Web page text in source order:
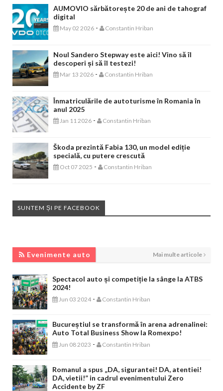
AUMOVIO sărbătorește 20 de ani de tahograf
digital
May 02 2026 - Constantin Hriban
Noul Sandero Stepway este aici! Vino să îl
descoperi și să îl testezi!
Mar 13 2026 - Constantin Hriban
Înmatriculările de autoturisme în Romania în
anul 2025
Jan 11 2026 - Constantin Hriban
Škoda prezintă Fabia 130, un model ediție
specială, cu putere crescută
Oct 07 2025 - Constantin Hriban
SUNTEM ȘI PE FACEBOOK
Evenimente auto Mai multe articole
Spectacol auto și competiție la sânge la ATBS
2024!
Jun 03 2024 - Constantin Hriban
Bucureștiul se transformă în arena adrenalinei:
Auto Total Business Show la Romexpo!
Jun 08 2023 - Constantin Hriban
Romanul a spus „DA, sigurantei! DA, atentiei!
DA, vietii!” in cadrul evenimentului Zero
Accidente by ZF